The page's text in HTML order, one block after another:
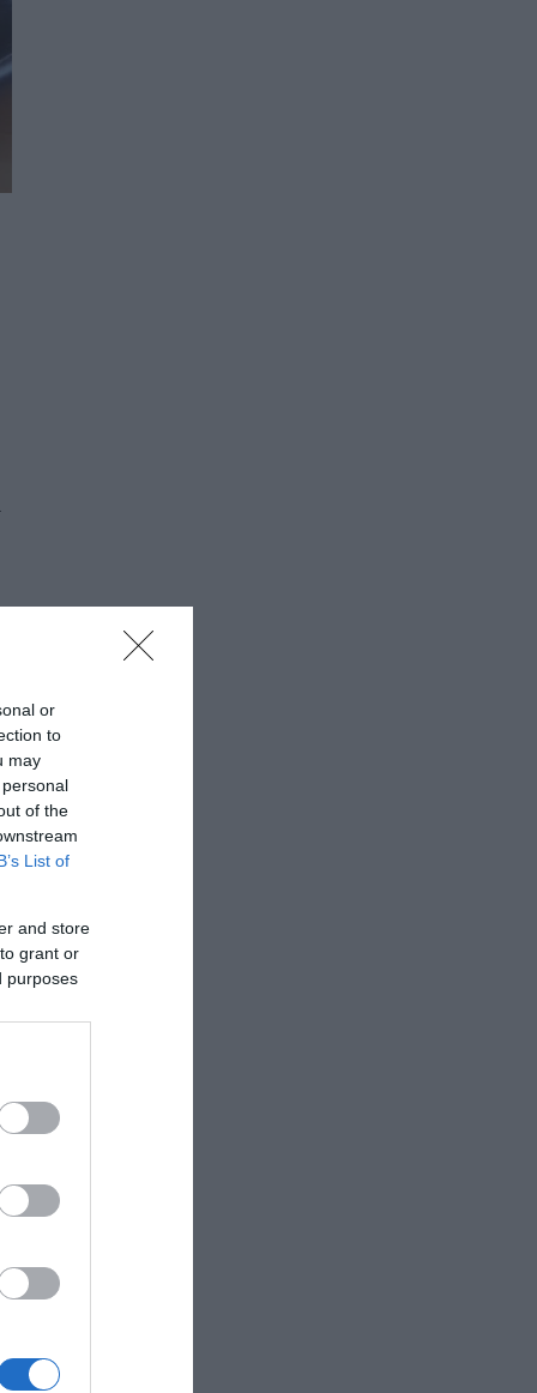
or
to
may
of the
List of
and store
grant or
purposes